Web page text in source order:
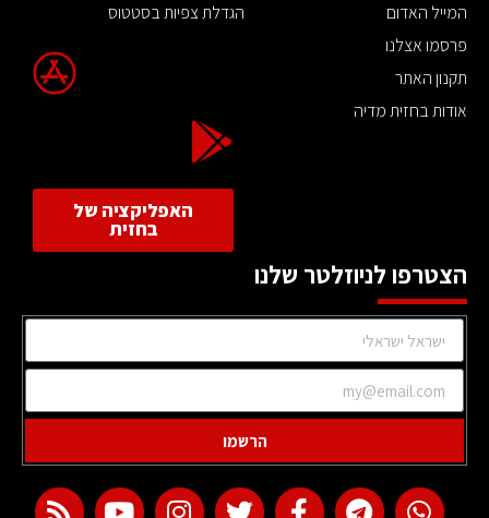
המייל האדום
פרסמו אצלנו
תקנון האתר
אודות בחזית מדיה
הגדלת צפיות בסטטוס
האפליקציה של
בחזית
הצטרפו לניוזלטר שלנו
הרשמו